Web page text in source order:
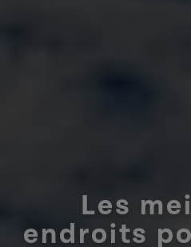
Les
endroits